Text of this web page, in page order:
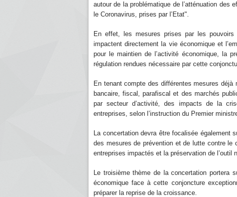
autour de la problématique de l’atténuation
le Coronavirus, prises par l’Etat".
En effet, les mesures prises par les
impactent directement la vie économique et
pour le maintien de l’activité économique, la
régulation rendues nécessaire par cette
En tenant compte des différentes mesures
bancaire, fiscal, parafiscal et des marchés
par secteur d’activité, des impacts de la
entreprises, selon l’instruction du Premier
La concertation devra être focalisée également
des mesures de prévention et de lutte contre
entreprises impactés et la préservation de l’outil
Le troisième thème de la concertation portera
économique face à cette conjoncture
préparer la reprise de la croissance.